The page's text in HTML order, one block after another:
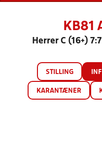
KB81
Herrer C (16+)
STILLING
KARANTÆNER